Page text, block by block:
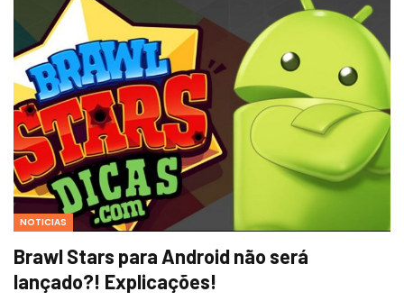
NOTICIAS
Brawl Stars para Android não será
lançado?! Explicações!